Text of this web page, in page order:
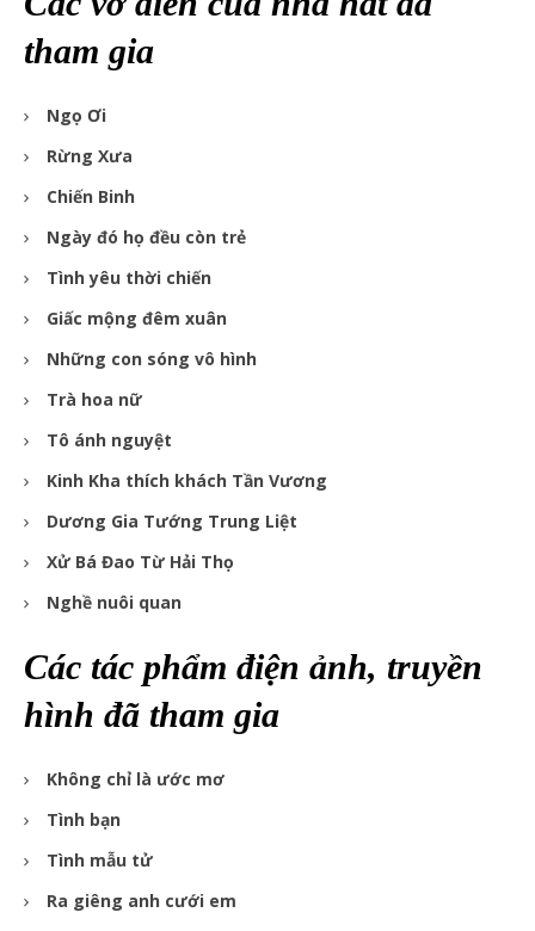
tham gia
Ngọ Ơi
Rừng Xưa
Chiến Binh
Ngày đó họ đều còn trẻ
Tình yêu thời chiến
Giấc mộng đêm xuân
Những con sóng vô hình
Trà hoa nữ
Tô ánh nguyệt
Kinh Kha thích khách Tần Vương
Dương Gia Tướng Trung Liệt
Xử Bá Đao Từ Hải Thọ
Nghề nuôi quan
Các tác phẩm điện ảnh, truyền
hình đã tham gia
Không chỉ là ước mơ
Tình bạn
Tình mẫu tử
Ra giêng anh cưới em